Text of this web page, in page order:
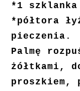
*1
*półtora
pieczenia.
Palmę
żółtkami,
proszkiem,